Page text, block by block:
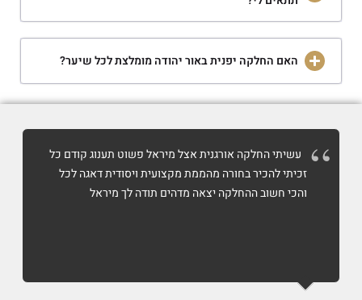
האם החלקה יפנית באור יהודה מומלצת לכל שיער?
עשיתי החלקה אורגנית אצל מיראל פשוט תענוג קודם כל
זכיתי להכיר בחורה מהממת מקצועית ויסודית דאגה לכל
והכי חשוב ההחלקה יצאה מדהים תודה לך מיראל